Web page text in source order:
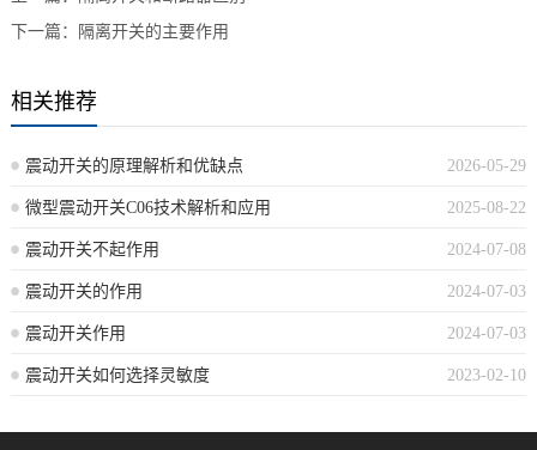
下一篇：
隔离开关的主要作用
相关推荐
2026-05-29
震动开关的原理解析和优缺点
2025-08-22
微型震动开关C06技术解析和应用
2024-07-08
震动开关不起作用
2024-07-03
震动开关的作用
2024-07-03
震动开关作用
2023-02-10
震动开关如何选择灵敏度